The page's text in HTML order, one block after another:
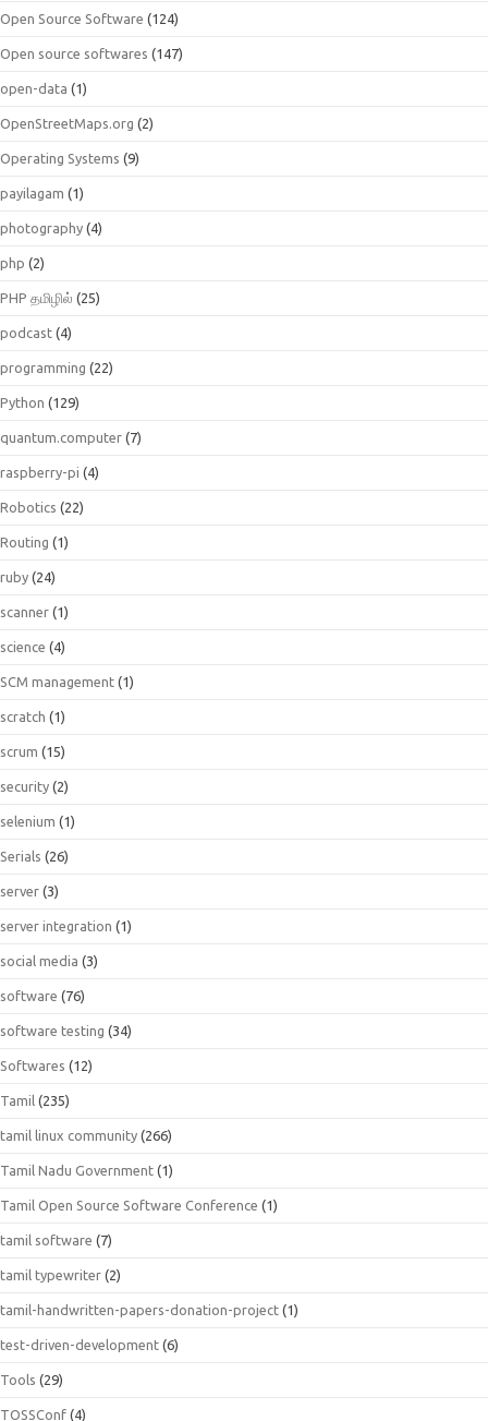
Open Source Software (124)
Open source softwares (147)
open-data (1)
OpenStreetMaps.org (2)
Operating Systems (9)
payilagam (1)
photography (4)
php (2)
PHP தமிழில் (25)
podcast (4)
programming (22)
Python (129)
quantum.computer (7)
raspberry-pi (4)
Robotics (22)
Routing (1)
ruby (24)
scanner (1)
science (4)
SCM management (1)
scratch (1)
scrum (15)
security (2)
selenium (1)
Serials (26)
server (3)
server integration (1)
social media (3)
software (76)
software testing (34)
Softwares (12)
Tamil (235)
tamil linux community (266)
Tamil Nadu Government (1)
Tamil Open Source Software Conference (1)
tamil software (7)
tamil typewriter (2)
tamil-handwritten-papers-donation-project (1)
test-driven-development (6)
Tools (29)
TOSSConf (4)